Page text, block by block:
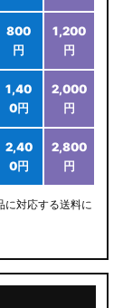
800
円
1,200
円
1,40
0円
2,000
円
2,40
0円
2,800
円
に対応する送料に